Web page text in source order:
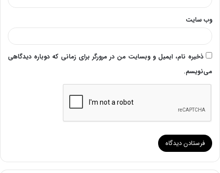
وب‌ سایت
ذخیره نام، ایمیل و وبسایت من در مرورگر برای زمانی که دوباره دیدگاهی
می‌نویسم.